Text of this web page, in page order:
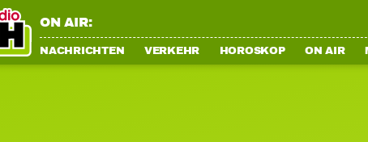
ON AIR:
NACHRICHTEN VERKEHR HOROSKOP ON AIR